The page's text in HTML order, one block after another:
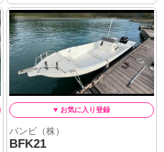
バンビ（株）
BFK21